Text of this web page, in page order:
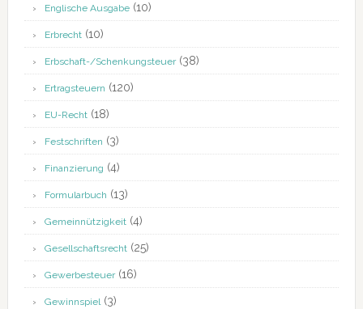
Englische Ausgabe(10)
Erbrecht(10)
Erbschaft-/Schenkungsteuer(38)
Ertragsteuern (120)
EU-Recht(18)
Festschriften (3)
Finanzierung (4)
Formularbuch (13)
Gemeinnützigkeit(4)
Gesellschaftsrecht(25)
Gewerbesteuer(16)
Gewinnspiel(3)